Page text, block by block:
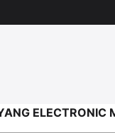
ELECTRONIC